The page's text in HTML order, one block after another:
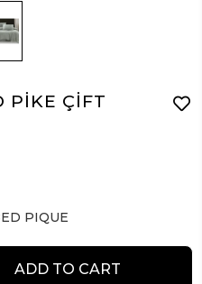
PİKE ÇİFT
PIQUE
ADD TO CART